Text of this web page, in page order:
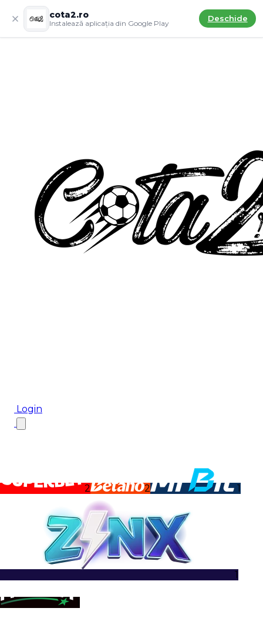
cota2.ro
Instalează aplicația din Google Play Deschide
Login
2 2 1
1